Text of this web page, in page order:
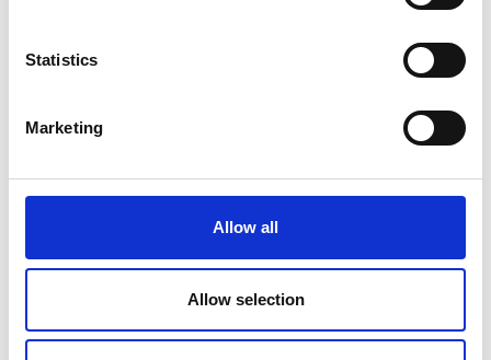
Statistics
Marketing
Allow all
Allow selection
Freibeträge und Abzüge. Nutzen Sie unseren
die Erläuterungen, um einschätzen zu
können, welche Einkommenssteuerlast Sie in
diesem und folgenden Jahren erwartet.